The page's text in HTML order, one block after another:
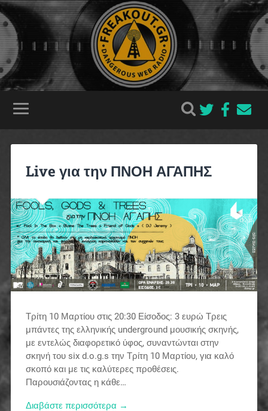
Live για την ΠΝΟΗ ΑΓΑΠΗΣ
Τρίτη 10 Μαρτίου στις 20:30 Είσοδος: 3 ευρώ Τρεις
μπάντες της ελληνικής underground μουσικής σκηνής,
με εντελώς διαφορετικό ύφος, συναντώνται στην
σκηνή του six d.o.g.s την Τρίτη 10 Μαρτίου, για καλό
σκοπό και με τις καλύτερες προθέσεις.
Παρουσιάζοντας η κάθε…
Διαβάστε περισσότερα →